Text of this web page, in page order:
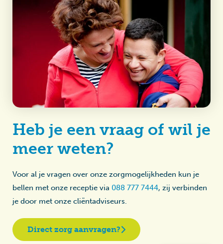
Heb je een vraag of wil je
meer weten?
Voor al je vragen over onze zorgmogelijkheden kun je
bellen met onze receptie via 088 777 7444, zij verbinden
je door met onze cliëntadviseurs.
Direct zorg aanvragen?